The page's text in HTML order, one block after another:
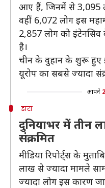
आए हैं, जिनमें से 3,095
वहीं 6,072 लोग इस
2,857 लोग को
है।
चीन के वुहान के शुरू हुए
यूरोप का सबसे ज्यादा
आपने
डाटा
दुनियाभर में तीन
संक्रमित
मीडिया रिपोर्ट्स के
लाख से ज्यादा मामले
ज्यादा लोग इस कारण